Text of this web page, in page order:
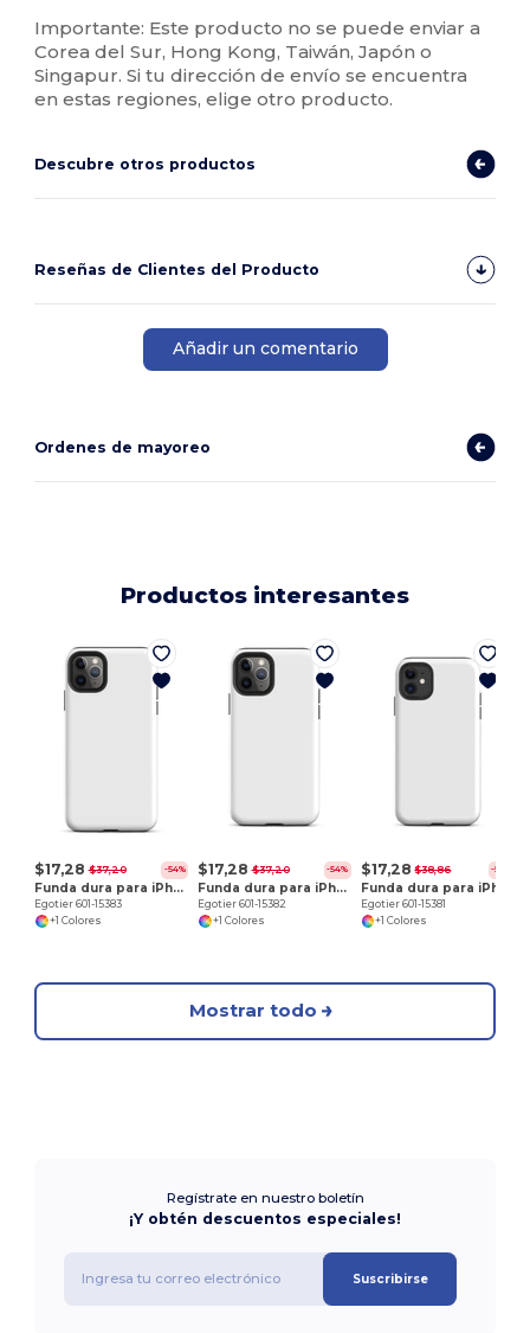
Importante: Este producto no se puede enviar a
Corea del Sur, Hong Kong, Taiwán, Japón o
Singapur. Si tu dirección de envío se encuentra
en estas regiones, elige otro producto.
Descubre otros productos
Reseñas de Clientes del Producto
Añadir un comentario
Ordenes de mayoreo
Productos interesantes
$17,28 $37,20 -54%
Funda dura para iPhone 11 Pro Max
Egotier 601-15383
+1 Colores
$17,28 $37,20 -54%
Funda dura para iPhone 11 Pro
Egotier 601-15382
+1 Colores
$17,28 $38,86 -56%
Egotier 601-15381
+1 Colores
Mostrar todo
Regístrate en nuestro boletín
¡Y obtén descuentos especiales!
Suscribirse